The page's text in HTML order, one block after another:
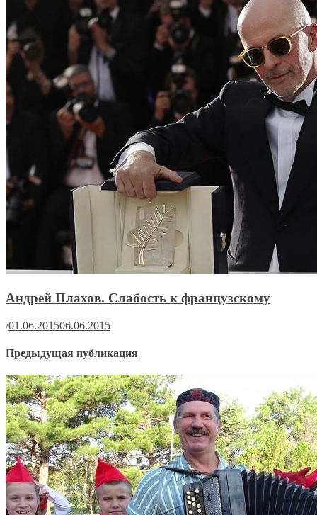
Андрей Плахов. Слабость к французскому
/01.06.201506.06.2015
Предыдущая публикация